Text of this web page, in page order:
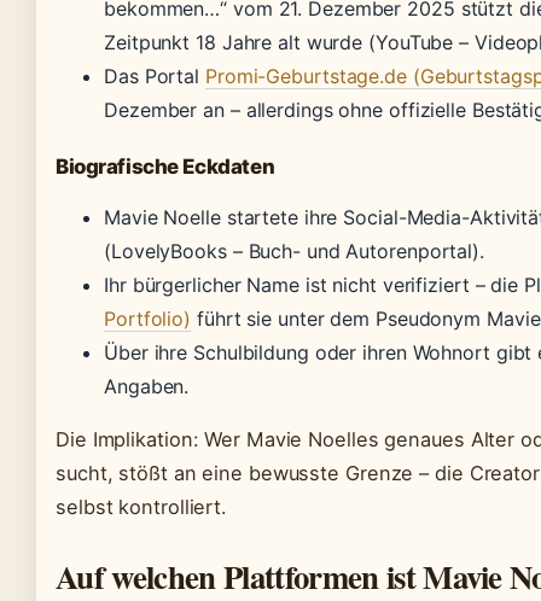
bekommen…“ vom 21. Dezember 2025 stützt
Zeitpunkt 18 Jahre alt wurde (YouTube –
Das Portal Promi-Geburtstage.de
Dezember an – allerdings ohne offizielle
Biografische Eckdaten
Mavie Noelle startete ihre Social-Media-
(LovelyBooks – Buch- und Autorenportal).
Ihr bürgerlicher Name ist nicht verifiziert – die
Portfolio) führt sie unter dem Pseudonym
Über ihre Schulbildung oder ihren Wohnort
Angaben.
Die Implikation: Wer Mavie Noelles genaues Alter
sucht, stößt an eine bewusste Grenze – die
selbst kontrolliert.
Auf welchen Plattformen ist Mavie